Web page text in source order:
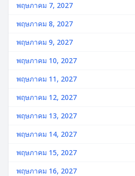
พฤษภาคม 7, 2027
พฤษภาคม 8, 2027
พฤษภาคม 9, 2027
พฤษภาคม 10, 2027
พฤษภาคม 11, 2027
พฤษภาคม 12, 2027
พฤษภาคม 13, 2027
พฤษภาคม 14, 2027
พฤษภาคม 15, 2027
พฤษภาคม 16, 2027